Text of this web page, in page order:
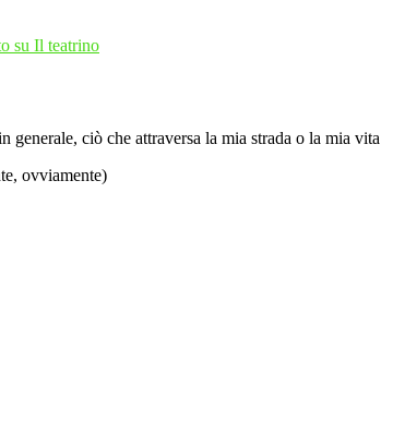
su Il teatrino
ciò che attraversa la mia strada o la mia vita
ovviamente)